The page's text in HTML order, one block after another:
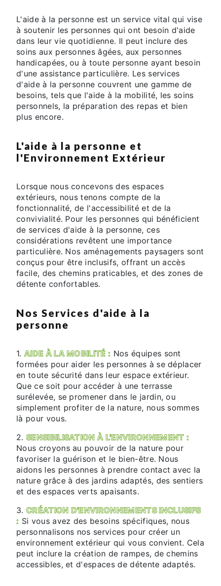
L'aide à la personne est un service vital qui vise
à soutenir les personnes qui ont besoin d'aide
dans leur vie quotidienne. Il peut inclure des
soins aux personnes âgées, aux personnes
handicapées, ou à toute personne ayant besoin
d'une assistance particulière. Les services
d'aide à la personne couvrent une gamme de
besoins, tels que l'aide à la mobilité, les soins
personnels, la préparation des repas et bien
plus encore.
L'aide à la personne et
l'Environnement Extérieur
Lorsque nous concevons des espaces
extérieurs, nous tenons compte de la
fonctionnalité, de l'accessibilité et de la
convivialité. Pour les personnes qui bénéficient
de services d'aide à la personne, ces
considérations revêtent une importance
particulière. Nos aménagements paysagers sont
conçus pour être inclusifs, offrant un accès
facile, des chemins praticables, et des zones de
détente confortables.
Nos Services d'aide à la
personne
1. AIDE À LA MOBILITÉ : Nos équipes sont
formées pour aider les personnes à se déplacer
en toute sécurité dans leur espace extérieur.
Que ce soit pour accéder à une terrasse
surélevée, se promener dans le jardin, ou
simplement profiter de la nature, nous sommes
là pour vous.
2. SENSIBILISATION À L'ENVIRONNEMENT :
Nous croyons au pouvoir de la nature pour
favoriser la guérison et le bien-être. Nous
aidons les personnes à prendre contact avec la
nature grâce à des jardins adaptés, des sentiers
et des espaces verts apaisants.
3. CRÉATION D'ENVIRONNEMENTS INCLUSIFS
: Si vous avez des besoins spécifiques, nous
personnalisons nos services pour créer un
environnement extérieur qui vous convient. Cela
peut inclure la création de rampes, de chemins
accessibles, et d'espaces de détente adaptés.